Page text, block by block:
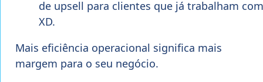
de upsell para clientes que já trabalham com
XD.
Mais eficiência operacional significa mais
margem para o seu negócio.